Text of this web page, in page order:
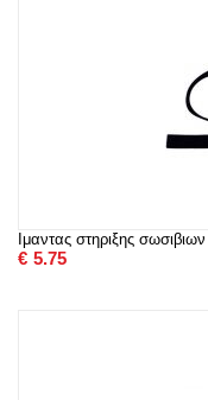
Ιμαντας στηριξης
€ 5.75